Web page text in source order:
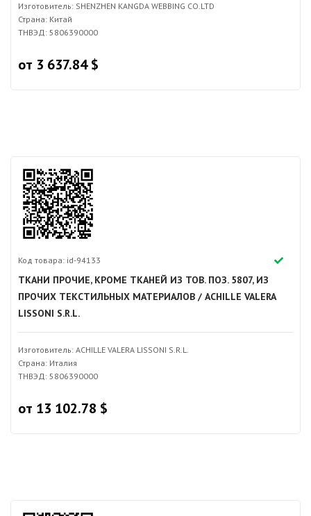
Изготовитель: SHENZHEN KANGDA WEBBING CO.LTD
Страна: Китай
ТНВЭД: 5806390000
от 3 637.84 $
Код товара: id-94133
ТКАНИ ПРОЧИЕ, КРОМЕ ТКАНЕЙ ИЗ ТОВ. ПОЗ. 5807, ИЗ
ПРОЧИХ ТЕКСТИЛЬНЫХ МАТЕРИАЛОВ / ACHILLE VALERA
LISSONI S.R.L.
Изготовитель: ACHILLE VALERA LISSONI S.R.L.
Страна: Италия
ТНВЭД: 5806390000
от 13 102.78 $